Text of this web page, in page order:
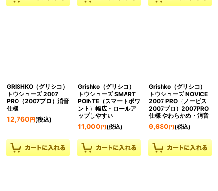
GRISHKO（グリシコ）
トウシューズ 2007
PRO（2007プロ）消音
仕様
12,760 円 (税込)
Grishko（グリシコ）
トウシューズ SMART
POINTE（スマートポワ
ント）幅広・ロールア
ップしやすい
11,000 円(税込)
Grishko（グリシコ）
トウシューズ NOVICE
2007 PRO（ノービス
2007プロ）2007PRO
仕様 やわらかめ・消音
9,680 円(税込)